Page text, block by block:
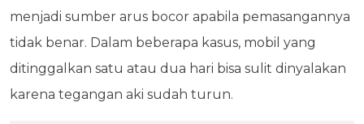
menjadi sumber arus bocor apabila pemasangannya
tidak benar. Dalam beberapa kasus, mobil yang
ditinggalkan satu atau dua hari bisa sulit dinyalakan
karena tegangan aki sudah turun.